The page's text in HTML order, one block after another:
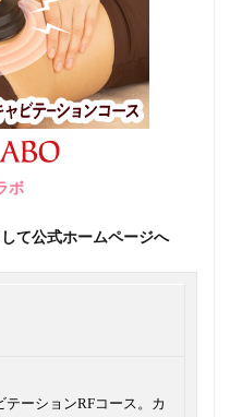
ボ
て公式ホームページへ
テーションRFコース。カ